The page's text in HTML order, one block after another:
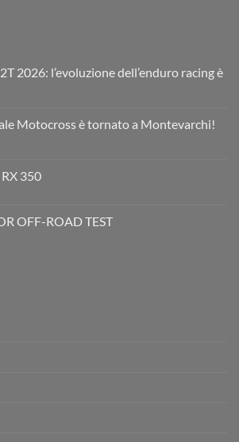
2026: l’evoluzione dell’enduro racing è
Motocross è tornato a Montevarchi!
350
OFF-ROAD TEST